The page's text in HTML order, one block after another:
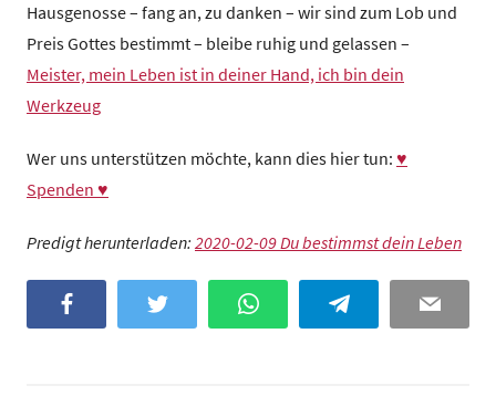
Hausgenosse – fang an, zu danken – wir sind zum Lob und
Preis Gottes bestimmt – bleibe ruhig und gelassen –
Meister, mein Leben ist in deiner Hand, ich bin dein
Werkzeug
Wer uns unterstützen möchte, kann dies hier tun: ♥
Spenden ♥
Predigt herunterladen: 2020-02-09 Du bestimmst dein Leben
Twitter WhatsApp Telegram Email